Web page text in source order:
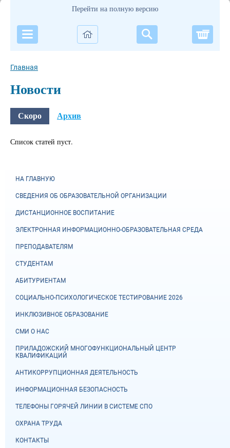
Перейти на полную версию
Главная
Новости
Скоро Архив
Список статей пуст.
НА ГЛАВНУЮ
СВЕДЕНИЯ ОБ ОБРАЗОВАТЕЛЬНОЙ ОРГАНИЗАЦИИ
ДИСТАНЦИОННОЕ ВОСПИТАНИЕ
ЭЛЕКТРОННАЯ ИНФОРМАЦИОННО-ОБРАЗОВАТЕЛЬНАЯ СРЕДА
ПРЕПОДАВАТЕЛЯМ
СТУДЕНТАМ
АБИТУРИЕНТАМ
СОЦИАЛЬНО-ПСИХОЛОГИЧЕСКОЕ ТЕСТИРОВАНИЕ 2026
ИНКЛЮЗИВНОЕ ОБРАЗОВАНИЕ
СМИ О НАС
ПРИЛАДОЖСКИЙ МНОГОФУНКЦИОНАЛЬНЫЙ ЦЕНТР
КВАЛИФИКАЦИЙ
АНТИКОРРУПЦИОННАЯ ДЕЯТЕЛЬНОСТЬ
ИНФОРМАЦИОННАЯ БЕЗОПАСНОСТЬ
ТЕЛЕФОНЫ ГОРЯЧЕЙ ЛИНИИ В СИСТЕМЕ СПО
ОХРАНА ТРУДА
КОНТАКТЫ